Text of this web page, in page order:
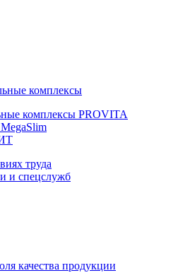
комплексы
комплексы PROVITA
труда
и спецслужб
качества продукции